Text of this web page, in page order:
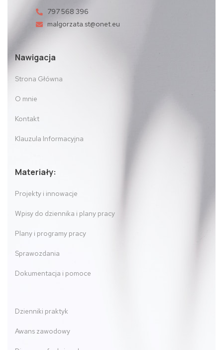
797 568 396
malgorzata.st@onet.eu
Nawigacja
Strona Główna
O mnie
Kontakt
Klauzula Informacyjna
Materiały:
Projekty i innowacje
Wpisy do dziennika i plany pracy
Plany i programy pracy
Sprawozdania
Dokumentacja i pomoce
Dzienniki praktyk
Awans zawodowy